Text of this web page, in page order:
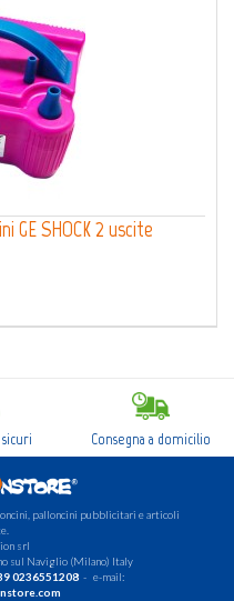
SHOCK 2 uscite
Consegna a domicilio
palloncini pubblicitari e articoli
srl
sul Naviglio (Milano) Italy
0236551208- e-mail: